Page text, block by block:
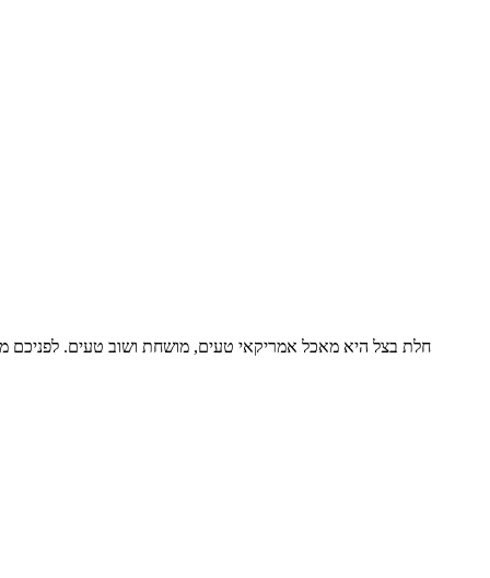
חלת בצל היא מאכל אמריקאי טעים, מושחת ושוב טעים. לפניכם